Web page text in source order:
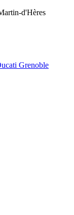
d'Hères